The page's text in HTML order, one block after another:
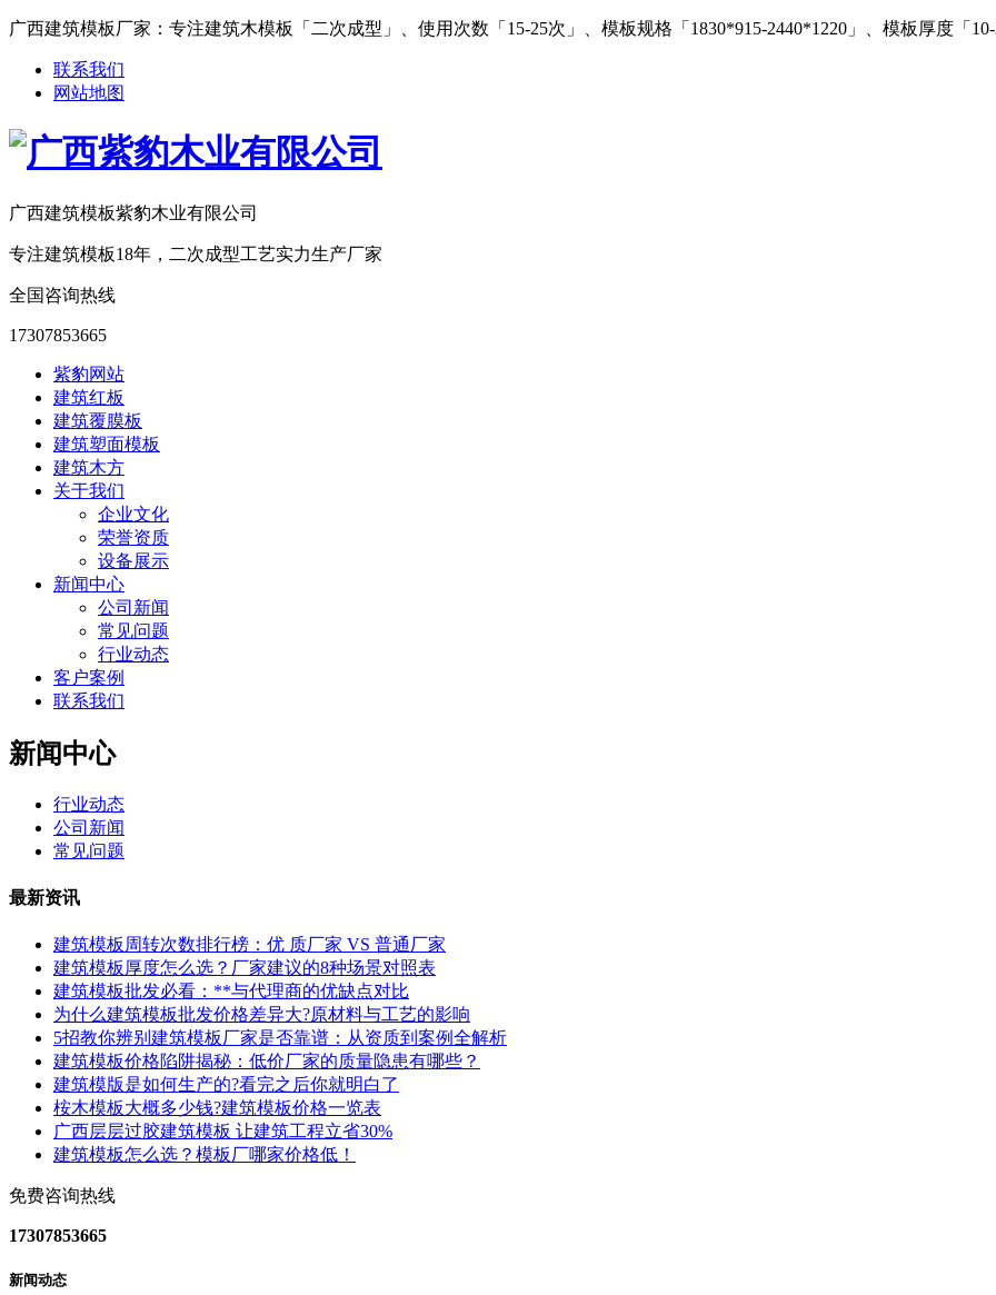
广西建筑模板厂家：专注建筑木模板「二次成型」、使用次数「15-25次」、模板规格「1830*915-2440*1220」、模板厚度「10-
联系我们
网站地图
广西建筑模板紫豹木业有限公司
专注建筑模板18年，二次成型工艺实力生产厂家
全国咨询热线
17307853665
紫豹网站
建筑红板
建筑覆膜板
建筑塑面模板
建筑木方
关于我们
企业文化
荣誉资质
设备展示
新闻中心
公司新闻
常见问题
行业动态
客户案例
联系我们
新闻中心
行业动态
公司新闻
常见问题
最新资讯
建筑模板周转次数排行榜：优 质厂家 VS 普通厂家
建筑模板厚度怎么选？厂家建议的8种场景对照表
建筑模板批发必看：**与代理商的优缺点对比
为什么建筑模板批发价格差异大?原材料与工艺的影响
5招教你辨别建筑模板厂家是否靠谱：从资质到案例全解析
建筑模板价格陷阱揭秘：低价厂家的质量隐患有哪些？
建筑模版是如何生产的?看完之后你就明白了
桉木模板大概多少钱?建筑模板价格一览表
广西层层过胶建筑模板 让建筑工程立省30%
建筑模板怎么选？模板厂哪家价格低！
免费咨询热线
17307853665
新闻动态